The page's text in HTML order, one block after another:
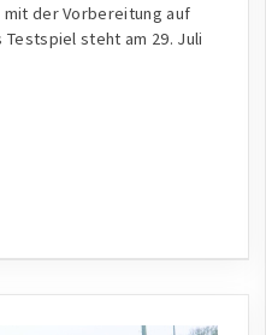
mit der Vorbereitung auf
steht am 29. Juli